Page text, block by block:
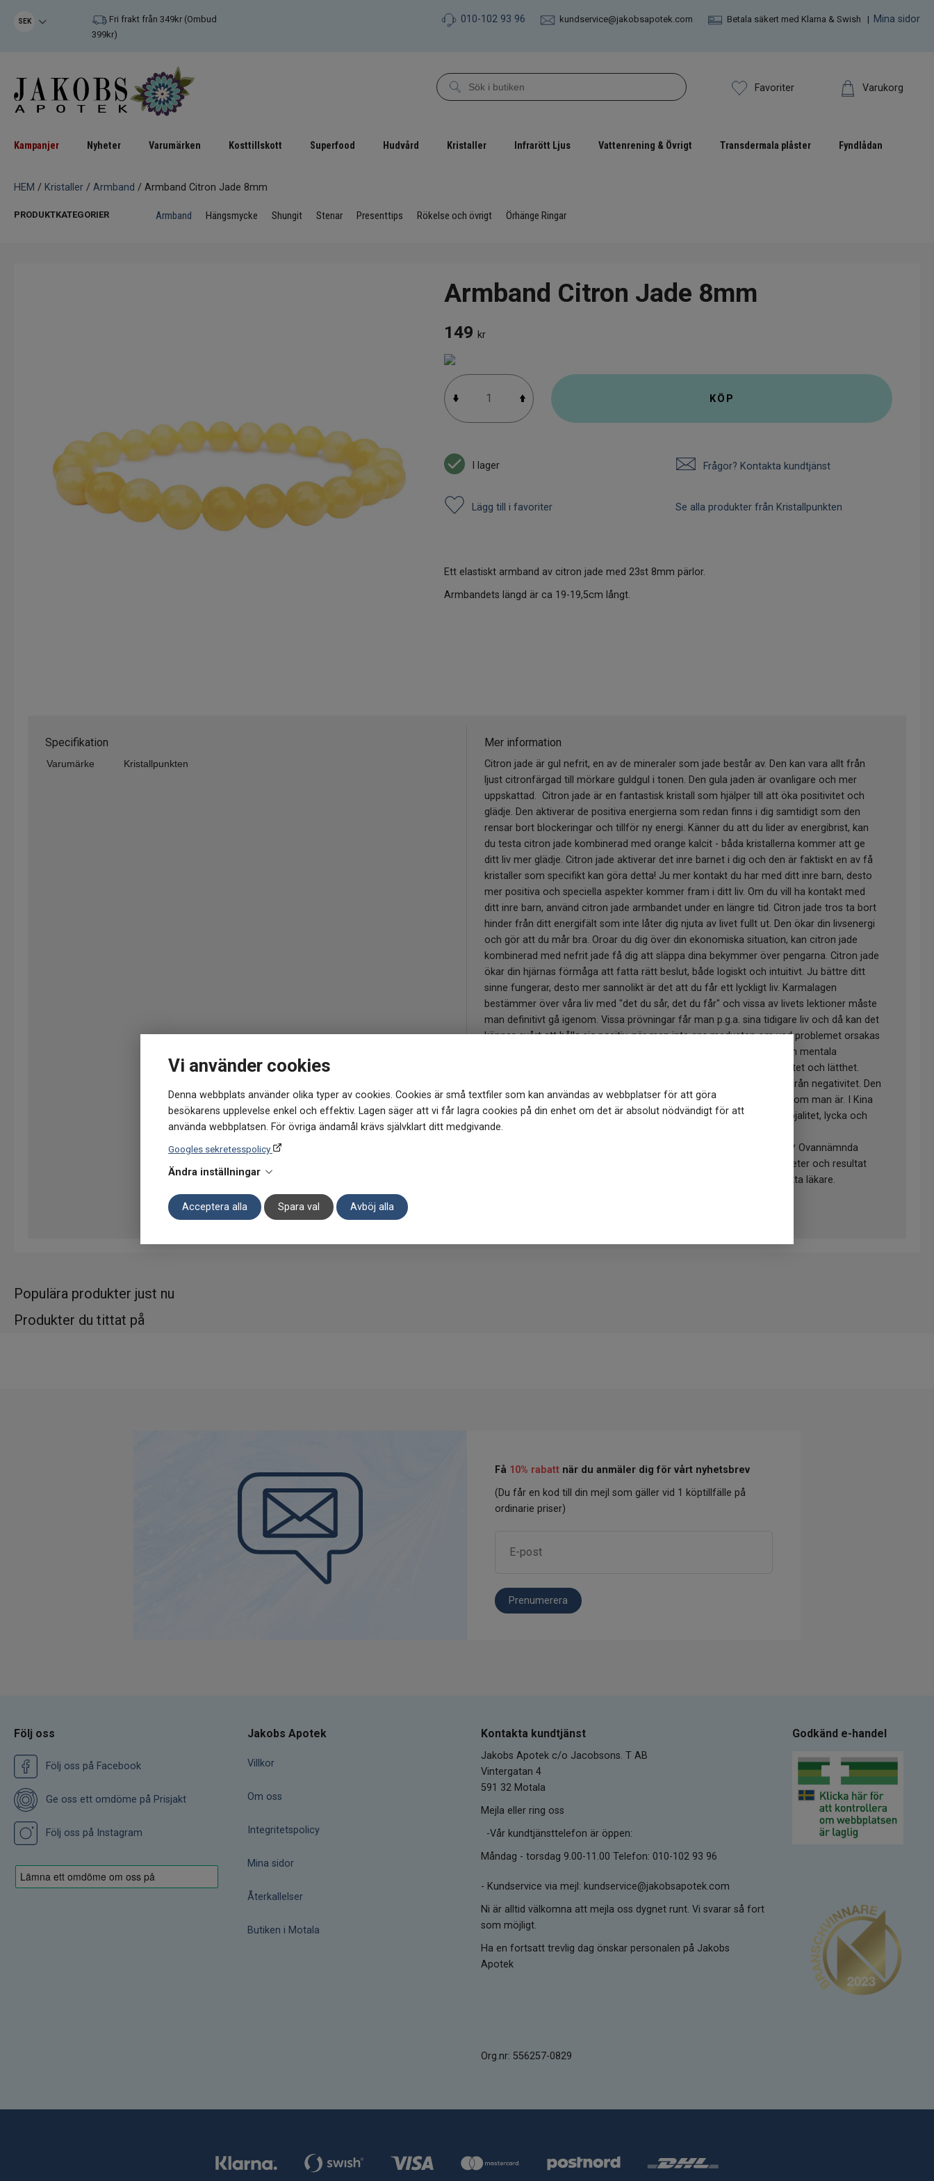
Vi använder cookies
Denna webbplats använder olika typer av cookies. Cookies är små textfiler som kan användas av webbplatser för att göra
besökarens upplevelse enkel och effektiv. Lagen säger att vi får lagra cookies på din enhet om det är absolut nödvändigt för att
använda webbplatsen. För övriga ändamål krävs självklart ditt medgivande.
Googles sekretesspolicy
Ändra inställningar
Acceptera alla Spara val Avböj alla
SEK
Fri frakt från 349kr (Ombud
399kr)
010-102 93 96 kundservice@jakobsapotek.com Betala säkert med Klarna & Swish | Mina sidor
Favoriter Varukorg
Kampanjer Nyheter Varumärken Kosttillskott Superfood Hudvård Kristaller Infrarött Ljus Vattenrening & Övrigt Transdermala plåster Fyndlådan
HEM / Kristaller / Armband / Armband Citron Jade 8mm
PRODUKTKATEGORIER Armband Hängsmycke Shungit Stenar Presenttips Rökelse och övrigt Örhänge Ringar
Armband Citron Jade 8mm
149kr
KÖP
I lager Frågor? Kontakta kundtjänst
Lägg till i favoriter Se alla produkter från Kristallpunkten
Ett elastiskt armband av citron jade med 23st 8mm pärlor.
Armbandets längd är ca 19-19,5cm långt.
Specifikation
Varumärke Kristallpunkten
Mer information
Citron jade är gul nefrit, en av de mineraler som jade består av. Den kan vara allt från
ljust citronfärgad till mörkare guldgul i tonen. Den gula jaden är ovanligare och mer
uppskattad. Citron jade är en fantastisk kristall som hjälper till att öka positivitet och
glädje. Den aktiverar de positiva energierna som redan finns i dig samtidigt som den
rensar bort blockeringar och tillför ny energi. Känner du att du lider av energibrist, kan
du testa citron jade kombinerad med orange kalcit - båda kristallerna kommer att ge
ditt liv mer glädje. Citron jade aktiverar det inre barnet i dig och den är faktiskt en av få
kristaller som specifikt kan göra detta! Ju mer kontakt du har med ditt inre barn, desto
mer positiva och speciella aspekter kommer fram i ditt liv. Om du vill ha kontakt med
ditt inre barn, använd citron jade armbandet under en längre tid. Citron jade tros ta bort
hinder från ditt energifält som inte låter dig njuta av livet fullt ut. Den ökar din livsenergi
och gör att du mår bra. Oroar du dig över din ekonomiska situation, kan citron jade
kombinerad med nefrit jade få dig att släppa dina bekymmer över pengarna. Citron jade
ökar din hjärnas förmåga att fatta rätt beslut, både logiskt och intuitivt. Ju bättre ditt
sinne fungerar, desto mer sannolikt är det att du får ett lyckligt liv. Karmalagen
bestämmer över våra liv med "det du sår, det du får" och vissa av livets lektioner måste
man definitivt gå igenom. Vissa prövningar får man p.g.a. sina tidigare liv och då kan det
kännas svårt att hålla sig positiv, när man inte ens medveten om vad problemet orsakas
av. Då passar det utmärkt att använda citron jade, den kan minska din mentala
belastning och hjälper dig att se tillbaka på det förflutna med positivitet och lätthet.
Citron jade arbetar mest med Hjärtchakrat och håller bäraren borta från negativitet. Den
är en sten som ger bra självkänsla och trygghet i att känna sig själv som man är. I Kina
har citron jade en lång tradition av att symbolisera glädje, vänskap, lojalitet, lycka och
tur.
Obs. Varje kristall kan variera något i storlek, form och färgsättning. * Ovannämnda
information har inte erkänts vetenskapligt, utan baseras på erfarenheter och resultat
från användare och terapeuter. Om du är osäker på din hälsa, kontakta läkare.
Populära produkter just nu
Produkter du tittat på
Få 10% rabatt när du anmäler dig för vårt nyhetsbrev
(Du får en kod till din mejl som gäller vid 1 köptillfälle på
ordinarie priser)
Prenumerera
Följ oss
Följ oss på Facebook
Ge oss ett omdöme på Prisjakt
Följ oss på Instagram
Jakobs Apotek
Villkor
Om oss
Integritetspolicy
Mina sidor
Återkallelser
Butiken i Motala
Kontakta kundtjänst
Jakobs Apotek c/o Jacobsons. T AB
Vintergatan 4
591 32 Motala
Mejla eller ring oss
-Vår kundtjänsttelefon är öppen:
Måndag - torsdag 9.00-11.00 Telefon: 010-102 93 96
- Kundservice via mejl: kundservice@jakobsapotek.com
Ni är alltid välkomna att mejla oss dygnet runt. Vi svarar så fort
som möjligt.
Ha en fortsatt trevlig dag önskar personalen på Jakobs
Apotek
Org.nr: 556257-0829
Godkänd e-handel